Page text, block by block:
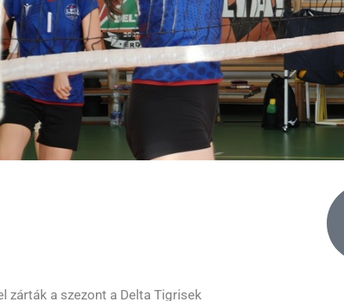
zárták a szezont a Delta Tigrisek